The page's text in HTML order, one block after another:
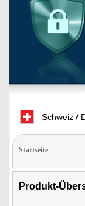
Schweiz /
Startseite
Produkt-